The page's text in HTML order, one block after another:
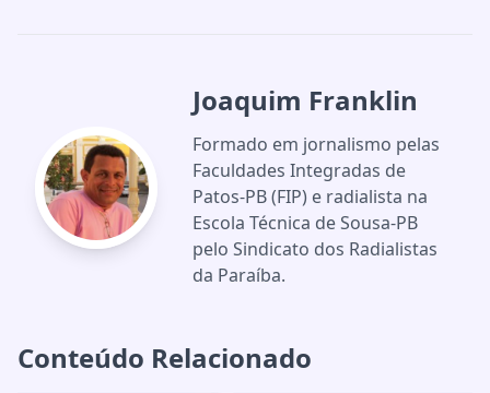
Joaquim Franklin
Formado em jornalismo pelas
Faculdades Integradas de
Patos-PB (FIP) e radialista na
Escola Técnica de Sousa-PB
pelo Sindicato dos Radialistas
da Paraíba.
Conteúdo Relacionado